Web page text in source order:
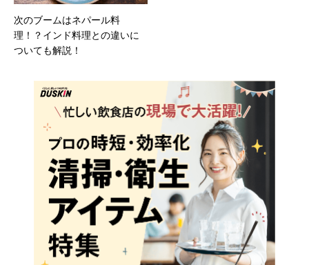
次のブームはネパール料
理！？インド料理との違いに
ついても解説！